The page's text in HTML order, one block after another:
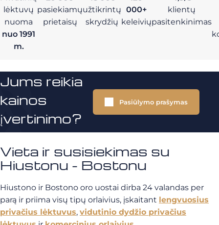
lėktuvų
nuoma
nuo 1991
m.
pasiekiamų
prietaisų
užtikrintų
skrydžių
000+
keleivių
klientų
pasitenkinimas
Jums reikia
kainos
įvertinimo?
Pasiūlymo prašymas
Vieta ir susisiekimas su
Hiustonu - Bostonu
Hiustono ir Bostono oro uostai dirba 24 valandas per
parą ir priima visų tipų orlaivius, įskaitant lengvuosius
privačius lėktuvus, vidutinio dydžio privačius